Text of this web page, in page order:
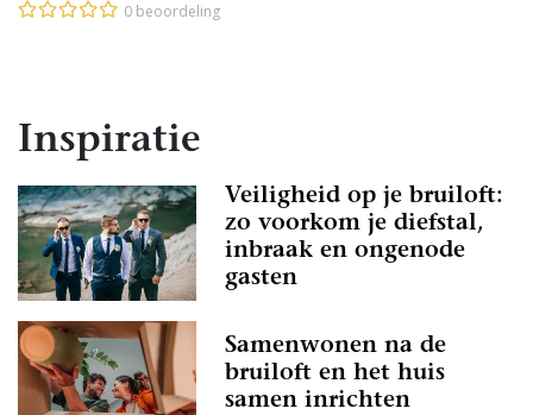
0 beoordeling
Inspiratie
Veiligheid op je bruiloft:
zo voorkom je diefstal,
inbraak en ongenode
gasten
Samenwonen na de
bruiloft en het huis
samen inrichten